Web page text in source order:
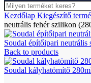
Kezdőlap Kiegészítő
neutrális fehér szilikon
Soudal építőipari
Back to products
Soudal kályhatömítő